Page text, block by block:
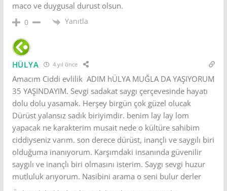
maco ve duygusal durust olsun.
0 Yanıtla
HÜLYA 4 yıl önce
Amacım Ciddi evlilik ADIM hÜLYA MUĞLA DA YAŞIYORUM
35 YAŞINDAYIM. Sevgi sadakat saygı çerçevesinde hayatı
dolu dolu yasamak. Herşey birgün çok güzel olucak
Dürüst yalansız sadık biriyimdir. benim lay lay lom
yapacak ne karakterim musait nede o kültüre sahibim
ciddiyseniz varım. son derece dürüst, inançlı ve saygılı biri
olduğuma inanıyorum. Karşımdaki insanında güvenilir
saygılı ve inançlı biri olmasını isterim. Saygı sevgi huzur
mutluluk arıyorum. Nasibini arama o seni bulur derler